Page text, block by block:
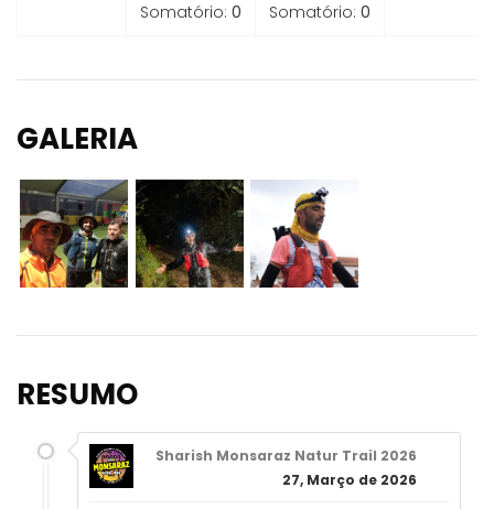
Somatório: 0
Somatório: 0
GALERIA
RESUMO
Sharish Monsaraz Natur Trail 2026
27, Março de 2026